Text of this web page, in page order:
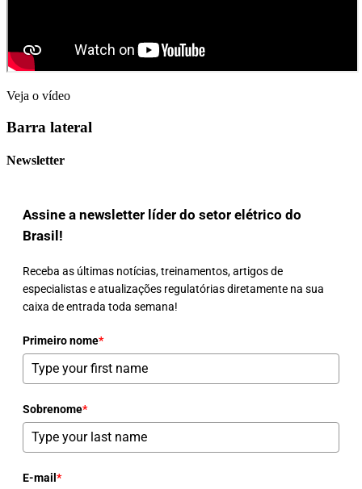
Veja o vídeo
Barra lateral
Newsletter
Assine a newsletter líder do setor elétrico do
Brasil!
Receba as últimas notícias, treinamentos, artigos de
especialistas e atualizações regulatórias diretamente na sua
caixa de entrada toda semana!
Primeiro nome*
Sobrenome*
E-mail *